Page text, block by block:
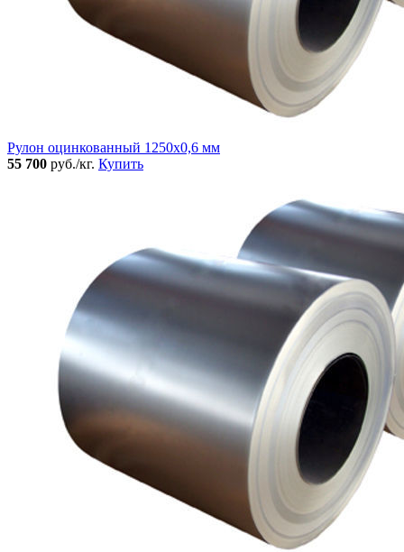
Рулон оцинкованный 1250х0,6 мм
55 700 руб./кг. Купить